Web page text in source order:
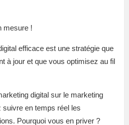
mesure !
efficace est une stratégie que
à jour et que vous optimisez au fil
digital sur le marketing
en temps réel les
Pourquoi vous en priver ?